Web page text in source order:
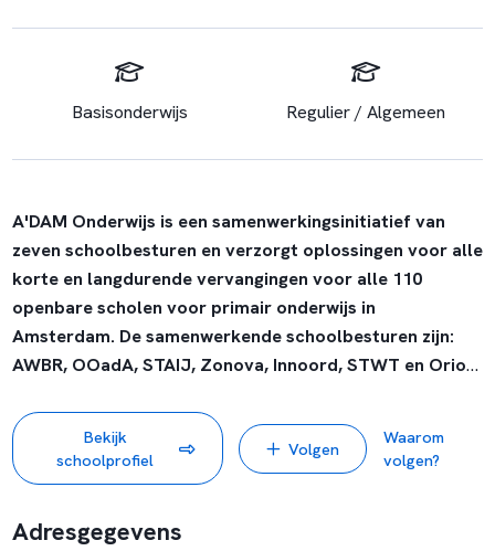
Basisonderwijs Regulier / Algemeen
A'DAM Onderwijs is een samenwerkingsinitiatief van
zeven schoolbesturen en verzorgt oplossingen voor alle
korte en langdurende vervangingen voor alle 110
openbare scholen voor primair onderwijs in
Amsterdam. De samenwerkende schoolbesturen zijn:
AWBR, OOadA, STAIJ, Zonova, Innoord, STWT en Orion
A'DAM Onderwijs zoekt voor korte en langdurende
vervangingen op 110 gevarieerde openbare scholen in
Amsterdam breed inzetbare, enthousiaste leerkrachten
Bekijk
schoolprofiel
Volgen
Waarom
volgen?
Adresgegevens